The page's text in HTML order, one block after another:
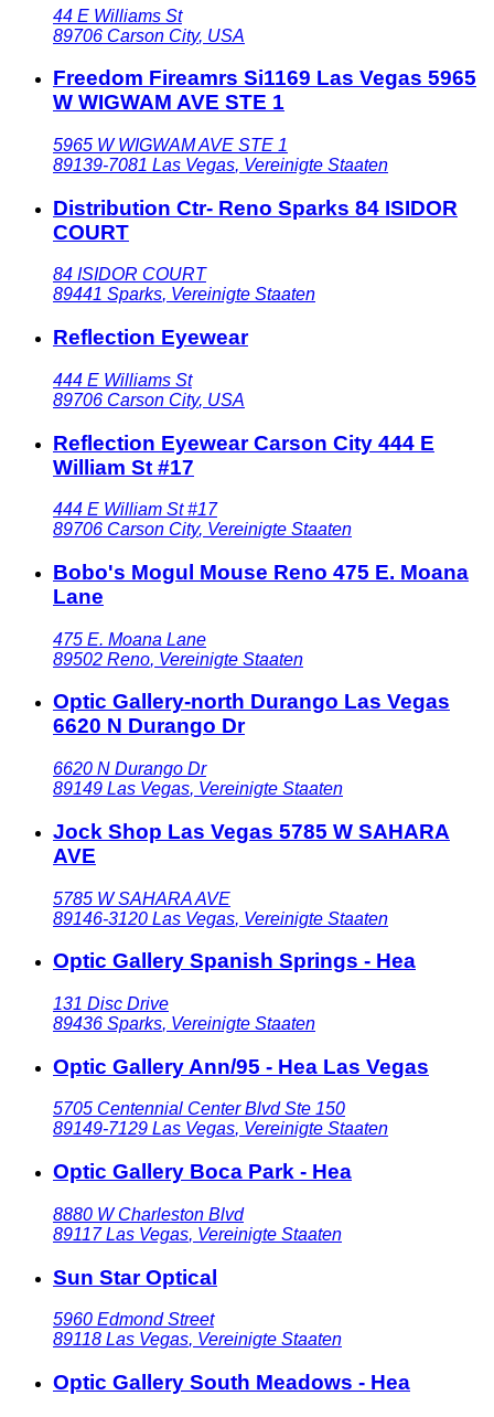
44 E Williams St
89706 Carson City, USA
Freedom Fireamrs Si1169 Las Vegas 5965
W WIGWAM AVE STE 1
5965 W WIGWAM AVE STE 1
89139-7081 Las Vegas, Vereinigte Staaten
Distribution Ctr- Reno Sparks 84 ISIDOR
COURT
84 ISIDOR COURT
89441 Sparks, Vereinigte Staaten
Reflection Eyewear
444 E Williams St
89706 Carson City, USA
Reflection Eyewear Carson City 444 E
William St #17
444 E William St #17
89706 Carson City, Vereinigte Staaten
Bobo's Mogul Mouse Reno 475 E. Moana
Lane
475 E. Moana Lane
89502 Reno, Vereinigte Staaten
Optic Gallery-north Durango Las Vegas
6620 N Durango Dr
6620 N Durango Dr
89149 Las Vegas, Vereinigte Staaten
Jock Shop Las Vegas 5785 W SAHARA
AVE
5785 W SAHARA AVE
89146-3120 Las Vegas, Vereinigte Staaten
Optic Gallery Spanish Springs - Hea
131 Disc Drive
89436 Sparks, Vereinigte Staaten
Optic Gallery Ann/95 - Hea Las Vegas
5705 Centennial Center Blvd Ste 150
89149-7129 Las Vegas, Vereinigte Staaten
Optic Gallery Boca Park - Hea
8880 W Charleston Blvd
89117 Las Vegas, Vereinigte Staaten
Sun Star Optical
5960 Edmond Street
89118 Las Vegas, Vereinigte Staaten
Optic Gallery South Meadows - Hea